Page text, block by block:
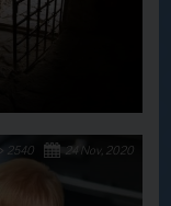
24 Nov, 2020
2540